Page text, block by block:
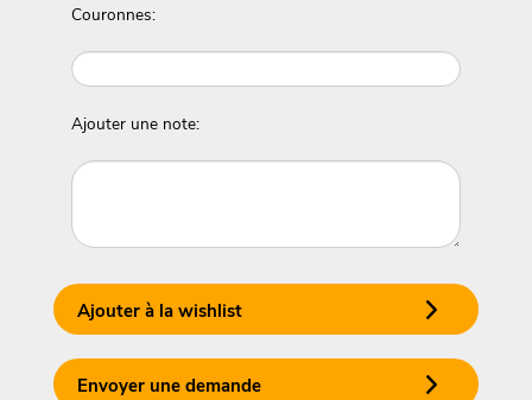
Couronnes:
Ajouter une note:
Ajouter à la wishlist
Envoyer une demande